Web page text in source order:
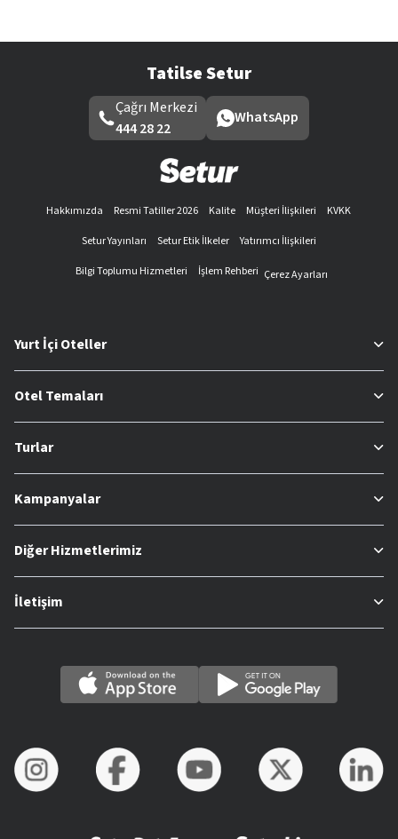
Tatilse Setur
Çağrı Merkezi
444 28 22
WhatsApp
Hakkımızda Resmi Tatiller 2026 Kalite Müşteri İlişkileri
KVKK
Setur Yayınları
Setur Etik İlkeler
Yatırımcı İlişkileri
Bilgi Toplumu Hizmetleri
İşlem Rehberi Çerez Ayarları
Yurt İçi Oteller
Otel Temaları
Turlar
Kampanyalar
Diğer Hizmetlerimiz
İletişim